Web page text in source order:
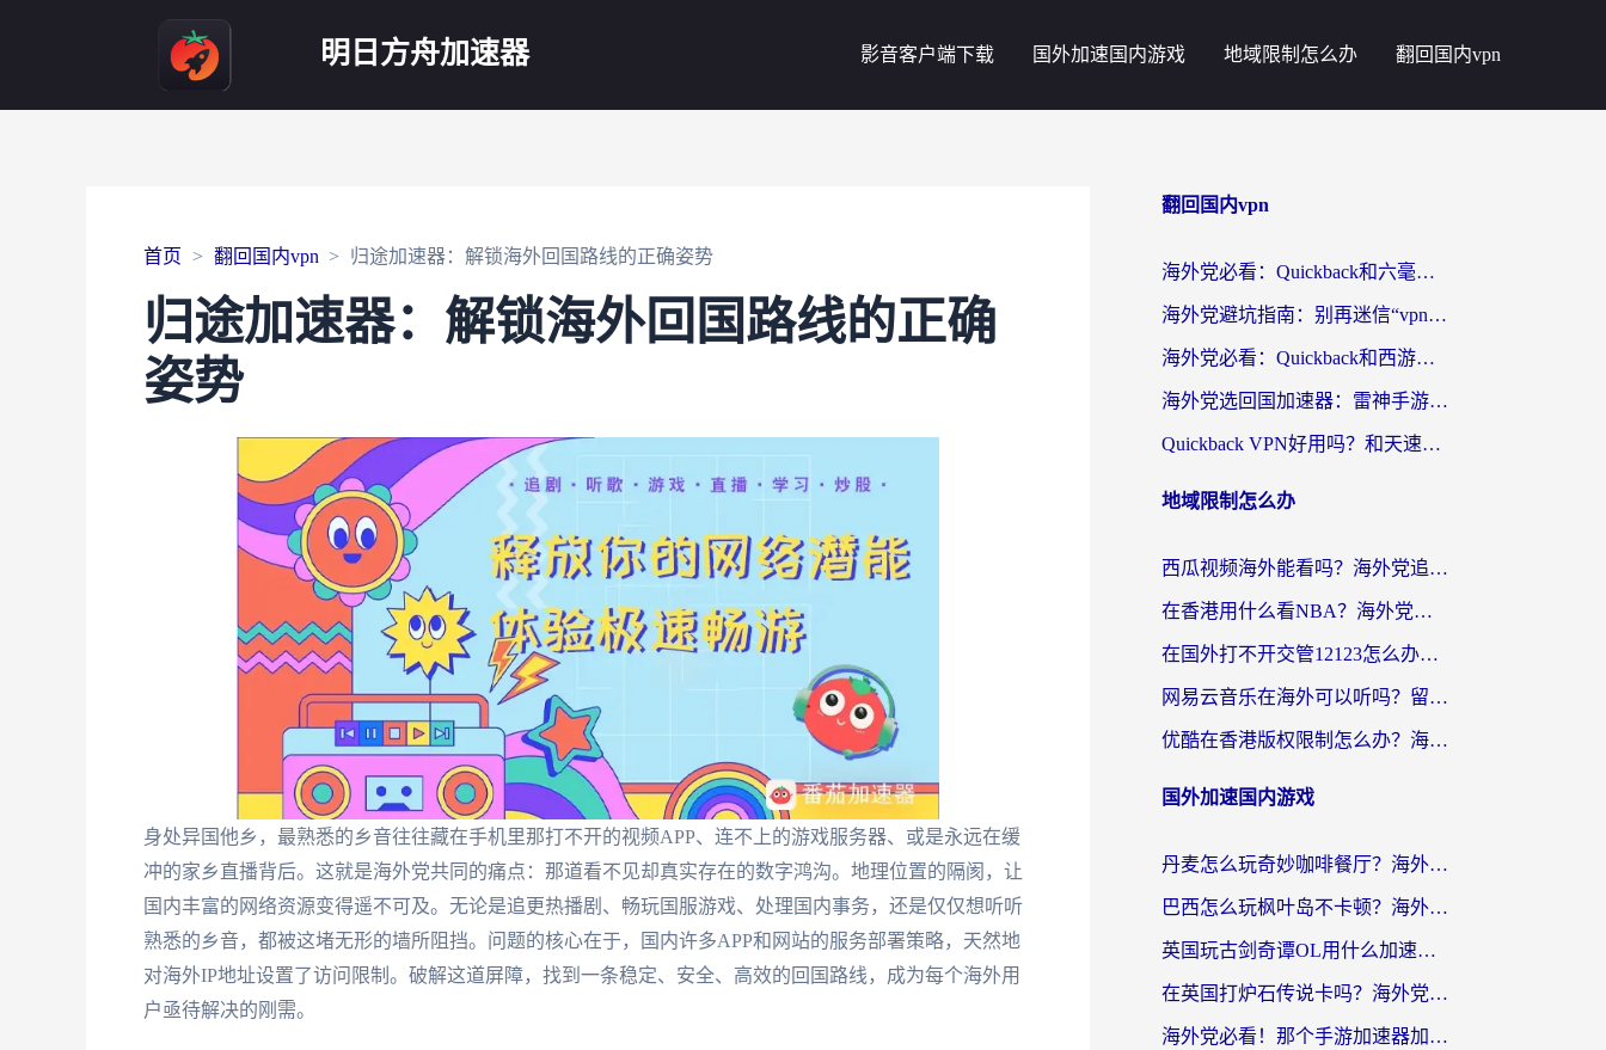
明日方舟加速器 影音客户端下载 国外加速国内游戏 地域限制怎么办 翻回国内vpn
首页 翻回国内vpn 归途加速器：解锁海外回国路线的正确姿势
归途加速器：解锁海外回国路线的正确
姿势
身处异国他乡，最熟悉的乡音往往藏在手机里那打不开的视频APP、连不上的游戏服务器、或是永远在缓
冲的家乡直播背后。这就是海外党共同的痛点：那道看不见却真实存在的数字鸿沟。地理位置的隔阂，让
国内丰富的网络资源变得遥不可及。无论是追更热播剧、畅玩国服游戏、处理国内事务，还是仅仅想听听
熟悉的乡音，都被这堵无形的墙所阻挡。问题的核心在于，国内许多APP和网站的服务部署策略，天然地
对海外IP地址设置了访问限制。破解这道屏障，找到一条稳定、安全、高效的回国路线，成为每个海外用
户亟待解决的刚需。
翻回国内vpn
海外党必看：Quickback和六毫秒好用吗？3步选对回国加速器，无缝刷国内剧玩游戏
海外党避坑指南：别再迷信“vpn 中国免费”，选对回国加速器才能无缝刷国内资源
海外党必看：Quickback和西游哪个好？3个维度教你选对回国加速器
海外党选回国加速器：雷神手游和云帆哪个好？附3组对比+避坑指南
Quickback VPN好用吗？和天速回国VPN对比哪个回国效果更好？海外党必看的真实体验指南
地域限制怎么办
西瓜视频海外能看吗？海外党追剧看片的终极解决方案来了
在香港用什么看NBA？海外党解锁国内体育直播的终极攻略
在国外打不开交管12123怎么办？海外华人必看的回国加速全攻略
网易云音乐在海外可以听吗？留学生亲测有效的回国加速方案
优酷在香港版权限制怎么办？海外党亲测有效的追剧加速方案
国外加速国内游戏
丹麦怎么玩奇妙咖啡餐厅？海外党国服游戏加速全攻略（附灌篮高手元气骑士实测）
巴西怎么玩枫叶岛不卡顿？海外玩家国服游戏加速器终极指南（含战双野兽领主提速秘籍）
英国玩古剑奇谭OL用什么加速器比较好？留学生亲测有效的国服游戏加速指南
在英国打炉石传说卡吗？海外党国服游戏不卡顿的终极指南
海外党必看！那个手游加速器加速放开那三国3最好？一篇解决国服游戏卡顿难题